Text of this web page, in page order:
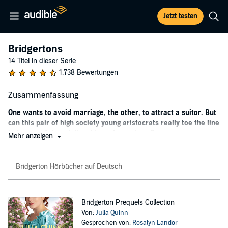
Jetzt testen
Bridgertons
14 Titel in dieser Serie
1.738 Bewertungen
Zusammenfassung
One wants to avoid marriage, the other, to attract a suitor. But
can this pair of high society young aristocrats really toe the line
between a fake relationship and a real one?
hand. When the two hatch a plan to appear as though they are an
item, they both think they are getting exactly what they want from
Hastings should draw potential suitors to Daphne. But as the pair
spends more and more time together it becomes difficult to draw
the line between what is false and what is real.
Mehr anzeigen
Bridgerton Hörbücher auf Deutsch
Bridgerton Prequels Collection
Von:Julia Quinn
Gesprochen von: Rosalyn Landor